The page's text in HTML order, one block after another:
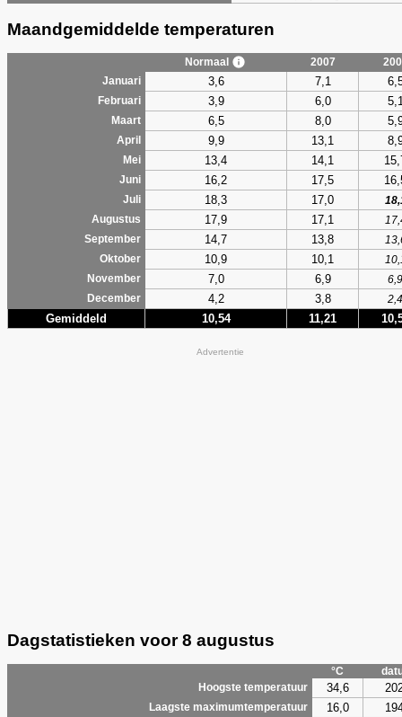
Maandgemiddelde temperaturen
Normaal 2007
Januari
3,6 7,1
Februari 3,9 6,0
Maart 6,5 8,0
April 9,9 13,1
Mei 13,4 14,1
Juni 16,2 17,5
Juli 18,3 17,0
Augustus
17,9 17,1
September
14,7 13,8
Oktober
10,9 10,1
November
7,0 6,9
6,9
December
4,2 3,8 2,4
Gemiddeld 10,54 11,21
Advertentie
Dagstatistieken voor 8 augustus
°C
Hoogste temperatuur
34,6
Laagste maximumtemperatuur 16,0